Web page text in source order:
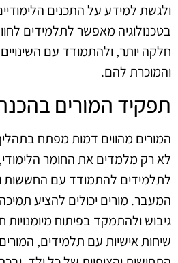
ולגשת למידע על התכנים
בטכנולוגיה מאפשר לתלמידים
חלקה יותר, ולהתמודד עם
והמוכרת להם.
תפקיד המורים
המורים מהווים דמות מפתח
לא רק מלמדים את החומר
לתלמידים להתמודד עם החששות
המעבר. מורים יכולים להציע
גיבוש ולהתמקד בפיתוח
שיחות אישיות עם תלמידים,